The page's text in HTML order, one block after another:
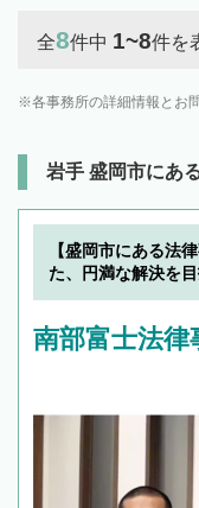
全8件中 1~8件を
各事務所の詳細情報とお
岩手 盛岡市にあ
【盛岡市にある法
た、円満な解決を
南部富士法律